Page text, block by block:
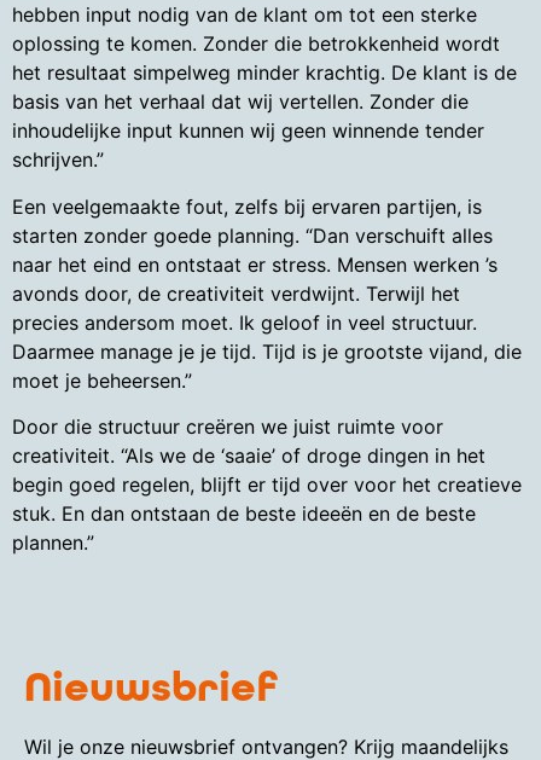
hebben input nodig van de klant om tot een sterke
oplossing te komen. Zonder die betrokkenheid wordt
het resultaat simpelweg minder krachtig. De klant is de
basis van het verhaal dat wij vertellen. Zonder die
inhoudelijke input kunnen wij geen winnende tender
schrijven.”
Een veelgemaakte fout, zelfs bij ervaren partijen, is
starten zonder goede planning. “Dan verschuift alles
naar het eind en ontstaat er stress. Mensen werken ’s
avonds door, de creativiteit verdwijnt. Terwijl het
precies andersom moet. Ik geloof in veel structuur.
Daarmee manage je je tijd. Tijd is je grootste vijand, die
moet je beheersen.”
Door die structuur creëren we juist ruimte voor
creativiteit. “Als we de ‘saaie’ of droge dingen in het
begin goed regelen, blijft er tijd over voor het creatieve
stuk. En dan ontstaan de beste ideeën en de beste
plannen.”
Nieuwsbrief
Wil je onze nieuwsbrief ontvangen? Krijg maandelijks